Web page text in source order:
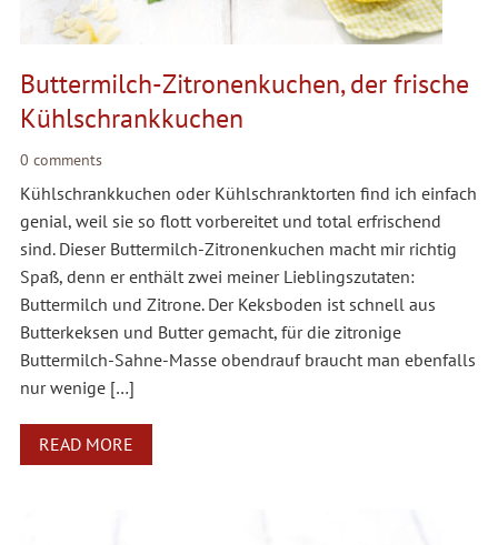
Buttermilch-Zitronenkuchen, der frische
Kühlschrankkuchen
0 comments
Kühlschrankkuchen oder Kühlschranktorten find ich einfach
genial, weil sie so flott vorbereitet und total erfrischend
sind. Dieser Buttermilch-Zitronenkuchen macht mir richtig
Spaß, denn er enthält zwei meiner Lieblingszutaten:
Buttermilch und Zitrone. Der Keksboden ist schnell aus
Butterkeksen und Butter gemacht, für die zitronige
Buttermilch-Sahne-Masse obendrauf braucht man ebenfalls
nur wenige […]
READ MORE